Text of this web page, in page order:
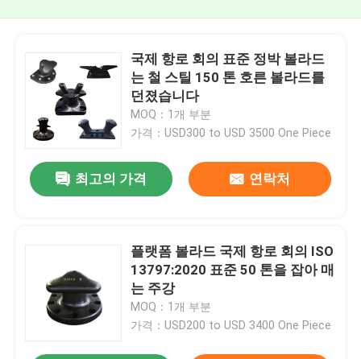
국제 항로 회의 표준 정박 볼라드
는 철 스틸 150 톤 호른 볼라드를
던졌습니다
MOQ：1개 부분
가격：USD300 to USD 3500 One Piece
최고의 가격 연락처
플랫폼 볼라드 국제 항로 회의 ISO
13797:2020 표준 50 톤을 잡아 매
는 주강
MOQ：1개 부분
가격：USD200 to USD 3400 One Piece